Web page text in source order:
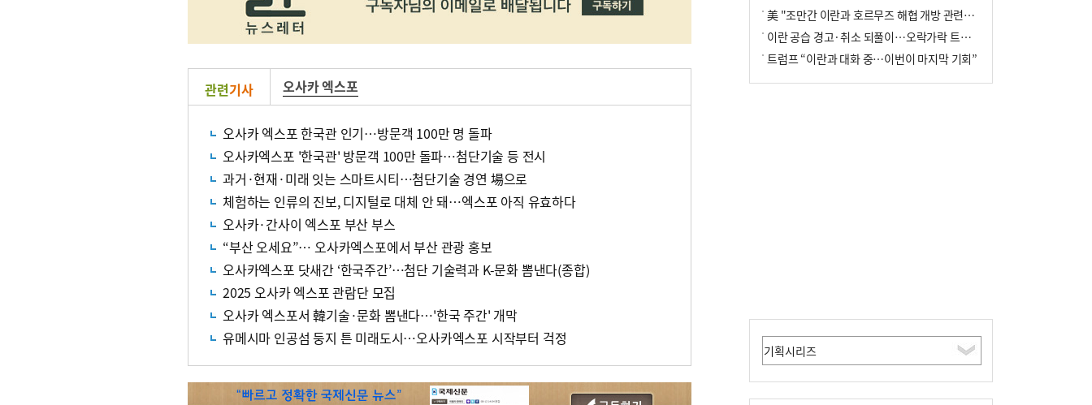
관련기사 오사카 엑스포
오사카 엑스포 한국관 인기…방문객 100만 명 돌파
오사카엑스포 '한국관' 방문객 100만 돌파…첨단기술 등 전시
과거·현재·미래 잇는 스마트시티…첨단기술 경연 場으로
체험하는 인류의 진보, 디지털로 대체 안 돼…엑스포 아직 유효하다
오사카·간사이 엑스포 부산 부스
“부산 오세요”… 오사카엑스포에서 부산 관광 홍보
오사카엑스포 닷새간 ‘한국주간’…첨단 기술력과 K-문화 뽐낸다(종합)
2025 오사카 엑스포 관람단 모집
오사카 엑스포서 韓기술·문화 뽐낸다…'한국 주간' 개막
유메시마 인공섬 둥지 튼 미래도시…오사카엑스포 시작부터 걱정
美 "조만간 이란과 호르무즈 해협 개방 관련된 합의 이뤄질 것"
이란 공습 경고·취소 되풀이…오락가락 트럼프 비꼰 ‘타코’
트럼프 “이란과 대화 중…이번이 마지막 기회”